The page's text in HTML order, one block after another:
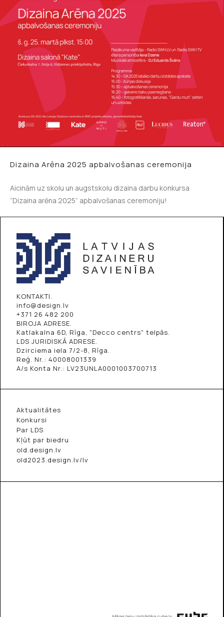
Dizaina Arēna 2025 apbalvošanas ceremonija
Aicinām uz skolu un augstskolu dizaina darbu konkursa
“Dizaina arēna 2025” apbalvošanas ceremoniju!
KONTAKTI.
info@design.lv
+371 26 482 200
BIROJA ADRESE.
Katlakalna 6D, Rīga, "Decco centrs" telpās.
LDS JURIDISKĀ ADRESE.
Dzirciema iela 7/2-8, Rīga.
Reģ. Nr.: 40008001339
A/s Konta Nr.: LV23UNLA0001003700713
Aktualitātes
Konkursi
Par LDS
Kļūt par biedru
old.design.lv
old2023.design.lv/lv